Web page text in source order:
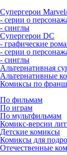
Супергерои
- серии о
- синглы
Супергерои DC
- графические
- серии о
- синглы
Альтернативная
Альтернативные
Комиксы по
По фильмам
По играм
По мультфильмам
Комикс-версии
Детские комиксы
Комиксы для
Отечественные